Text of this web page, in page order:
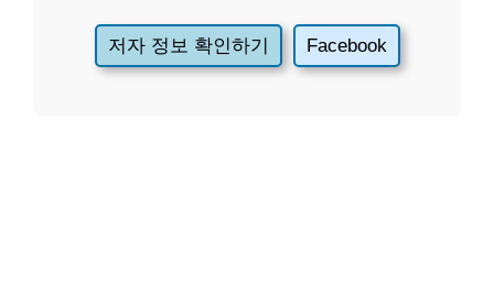
저자 정보 확인하기 Facebook